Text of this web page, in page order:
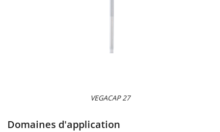
VEGACAP 27
Domaines d'application